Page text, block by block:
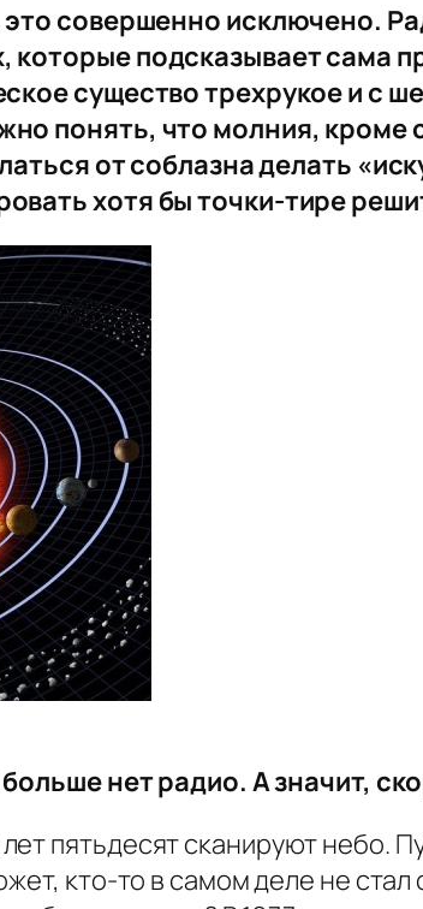
совершенно исключено.
подсказывает сама
существо трехрукое и с
понять, что молния, кроме
от соблазна делать
хотя бы точки-тире
нет радио. А значит,
пятьдесят сканируют небо.
кто-то в самом деле не стал